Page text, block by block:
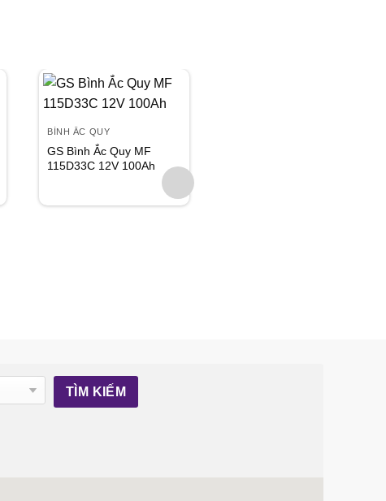
BÌNH ẮC QUY
GS Bình Ắc Quy MF
115D33C 12V 100Ah